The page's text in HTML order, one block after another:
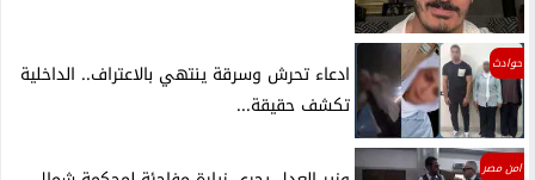
حوادث
ادعاء تحرش وسرقة ينتهي بالاعتراف.. الداخلية
تكشف حقيقة...
امن مصر